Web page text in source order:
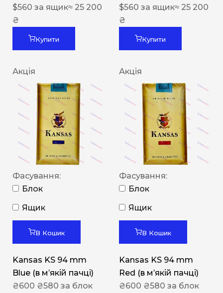
$560 за ящик≈ 25 200
₴
Купити
$560 за ящик≈ 25 200
₴
Купити
Акція
Фасування:
Блок
Ящик
В Кошик
Kansas KS 94 mm
Blue (в мʼякій пачці)
₴600 ₴580 за блок
Акція
Фасування:
Блок
Ящик
В Кошик
Kansas KS 94 mm
Red (в мʼякій пачці)
₴600 ₴580 за блок